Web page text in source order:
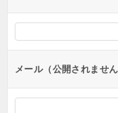
メール（公開されません